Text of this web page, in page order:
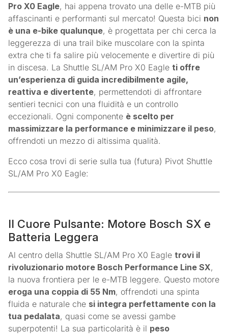
Pro X0 Eagle, hai appena trovato una delle e-MTB più
affascinanti e performanti sul mercato! Questa bici non
è una e-bike qualunque, è progettata per chi cerca la
leggerezza di una trail bike muscolare con la spinta
extra che ti fa salire più velocemente e divertire di più
in discesa. La Shuttle SL/AM Pro X0 Eagleti offre
un’esperienza di guida incredibilmente agile,
reattiva e divertente, permettendoti di affrontare
sentieri tecnici con una fluidità e un controllo
eccezionali. Ogni componente è scelto per
massimizzare la performance e minimizzare il peso,
offrendoti un mezzo di altissima qualità.
Ecco cosa trovi di serie sulla tua (futura) Pivot Shuttle
SL/AM Pro X0 Eagle:
Il Cuore Pulsante: Motore Bosch SX e
Batteria Leggera
Al centro della Shuttle SL/AM Pro X0 Eagletrovi il
rivoluzionario motore Bosch Performance Line SX,
la nuova frontiera per le e-MTB leggere. Questo motore
eroga una coppia di 55 Nm, offrendoti una spinta
fluida e naturale che si integra perfettamente con la
tua pedalata, quasi come se avessi gambe
superpotenti! La sua particolarità è il peso